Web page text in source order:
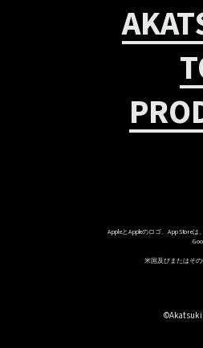
AppleとAppleのロゴ、App Store
米国及びまたはその
©Akatsuki